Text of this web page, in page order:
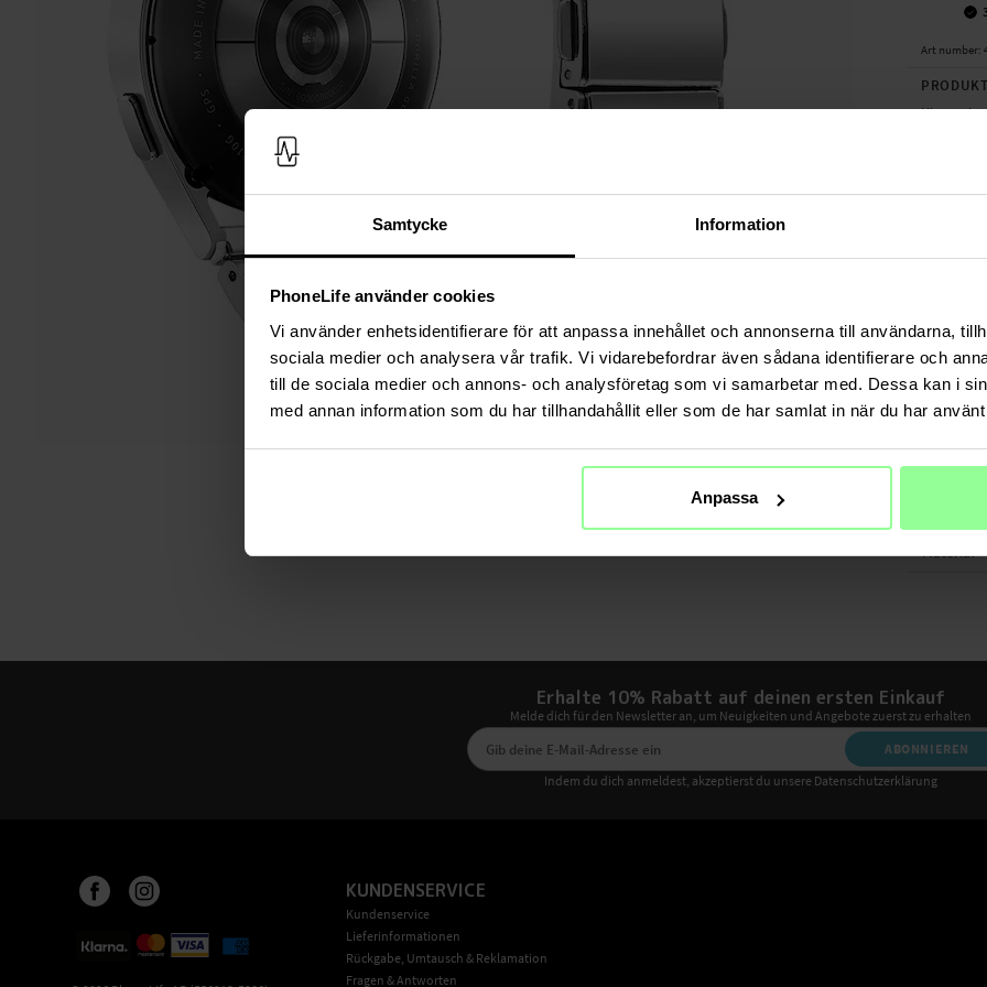
Samtycke Information
PhoneLife använder cookies
Vi använder enhetsidentifierare för att anpassa innehållet och annonserna till användarna,
sociala medier och analysera vår trafik. Vi vidarebefordrar även sådana identifierare och
till de sociala medier och annons- och analysföretag som vi samarbetar med. Dessa kan i
med annan information som du har tillhandahållit eller som de har samlat in när du har
Anpassa
Art number:
deine
Länge
Material:
Farbe:
Material
Erhalte 10% Rabatt auf deinen ersten Einkauf
Melde dich für den Newsletter an, um Neuigkeiten und Angebote zuerst zu erhalten
ABONNIEREN
Indem du dich anmeldest, akzeptierst du unsere Datenschutzerklärung
KUNDENSERVICE
Kundenservice
Lieferinformationen
Rückgabe, Umtausch & Reklamation
Fragen & Antworten